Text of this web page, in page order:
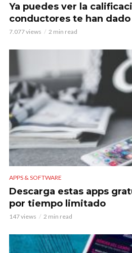
Ya puedes ver la
conductores te han dado
7.077 views 2 min read
APPS & SOFTWARE
Descarga estas apps
por tiempo limitado
147 views 2 min read